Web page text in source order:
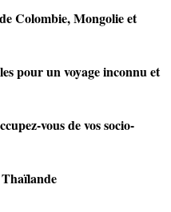
Colombie, Mongolie et
pour un voyage inconnu et
vous de vos socio-